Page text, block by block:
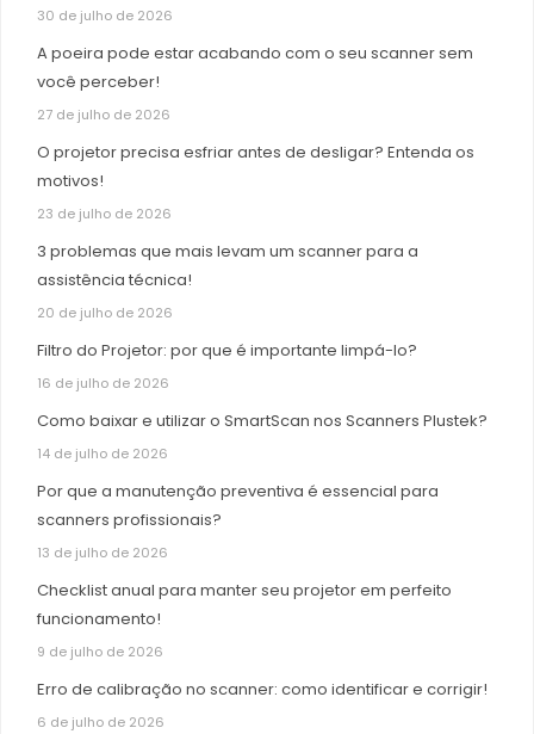
30 de julho de 2026
A poeira pode estar acabando com o seu scanner sem
você perceber!
27 de julho de 2026
O projetor precisa esfriar antes de desligar? Entenda os
motivos!
23 de julho de 2026
3 problemas que mais levam um scanner para a
assistência técnica!
20 de julho de 2026
Filtro do Projetor: por que é importante limpá-lo?
16 de julho de 2026
Como baixar e utilizar o SmartScan nos Scanners Plustek?
14 de julho de 2026
Por que a manutenção preventiva é essencial para
scanners profissionais?
13 de julho de 2026
Checklist anual para manter seu projetor em perfeito
funcionamento!
9 de julho de 2026
Erro de calibração no scanner: como identificar e corrigir!
6 de julho de 2026